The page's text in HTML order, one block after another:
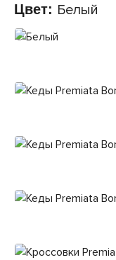
Цвет: Белый